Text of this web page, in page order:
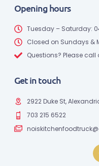
Opening hours
Tuesday – Saturday:
Closed on Sundays &
Questions? Please call
Get in touch
2922 Duke St,
703 215 6522